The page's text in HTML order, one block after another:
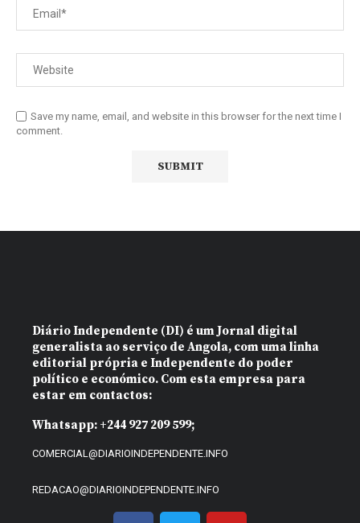
Save my name, email, and website in this browser for the next time I
comment.
Diário Independente (DI) é um Jornal digital
generalista ao serviço de Angola, com uma linha
editorial própria e Independente do poder
político e económico. Com esta empresa para
estar em contactos:
Whatsapp: +244 927 209 599;
COMERCIAL@DIARIOINDEPENDENTE.INFO
REDACAO@DIARIOINDEPENDENTE.INFO